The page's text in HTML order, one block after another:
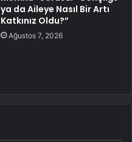
ya da Aileye Nasıl Bir Artı
Katkınız Oldu?”
Ağustos 7, 2026